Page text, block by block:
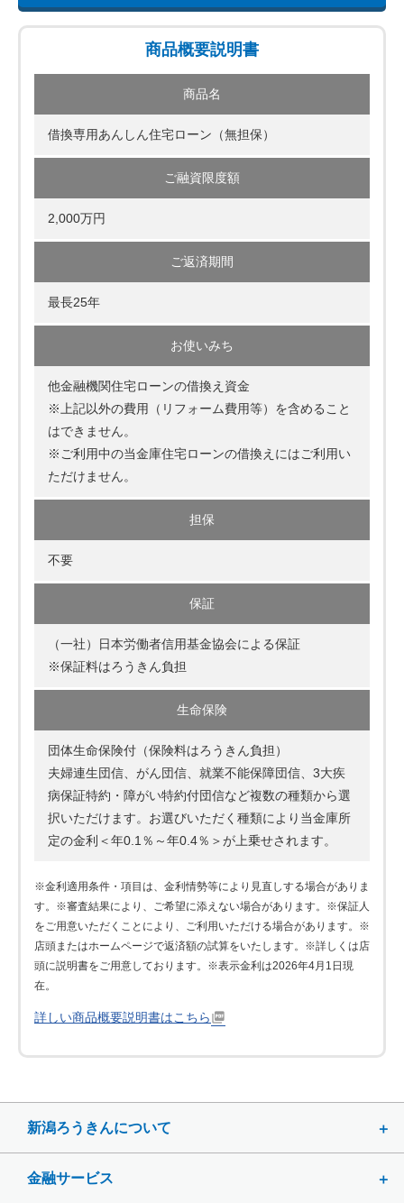
商品概要説明書
商品名
借換専用あんしん住宅ローン（無担保）
ご融資限度額
2,000万円
ご返済期間
最長25年
お使いみち
他金融機関住宅ローンの借換え資金
※上記以外の費用（リフォーム費用等）を含めること
はできません。
※ご利用中の当金庫住宅ローンの借換えにはご利用い
ただけません。
担保
不要
保証
（一社）日本労働者信用基金協会による保証
※保証料はろうきん負担
生命保険
団体生命保険付（保険料はろうきん負担）
夫婦連生団信、がん団信、就業不能保障団信、3大疾
病保証特約・障がい特約付団信など複数の種類から選
択いただけます。お選びいただく種類により当金庫所
定の金利＜年0.1％～年0.4％＞が上乗せされます。
※金利適用条件・項目は、金利情勢等により見直しする場合がありま
す。※審査結果により、ご希望に添えない場合があります。※保証人
をご用意いただくことにより、ご利用いただける場合があります。※
店頭またはホームページで返済額の試算をいたします。※詳しくは店
頭に説明書をご用意しております。※表示金利は2026年4月1日現
在。
詳しい商品概要説明書はこちら
新潟ろうきんについて
金融サービス